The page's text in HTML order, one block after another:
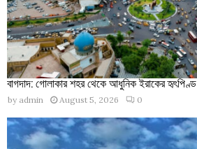
বাগদাদ: গোলাকার শহর থেকে আধুনিক ইরাকের হৃৎপিণ্ড
by admin August 5, 2026 0